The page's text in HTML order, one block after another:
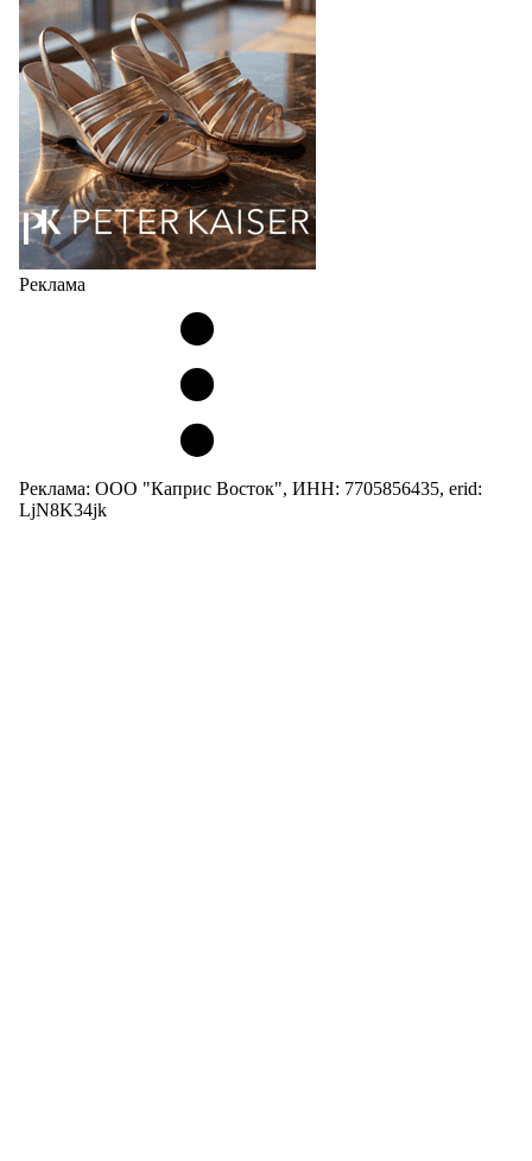
кроссовок обтекаемой формы и с тонкой подошвой).
Но в модели Miu Miu Bubble присутствует еще и…
05.08.2026 2656
Реклама
Реклама: ООО "Каприс Восток", ИНН: 7705856435, erid:
LjN8K34jk